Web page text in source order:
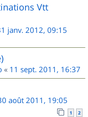
Vtt
janv. 2012, 09:15
« 11 sept. 2011, 16:37
août 2011, 19:05
1 2